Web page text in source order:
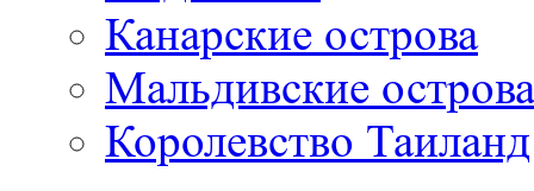
Канарские острова
Мальдивские острова
Королевство Таиланд